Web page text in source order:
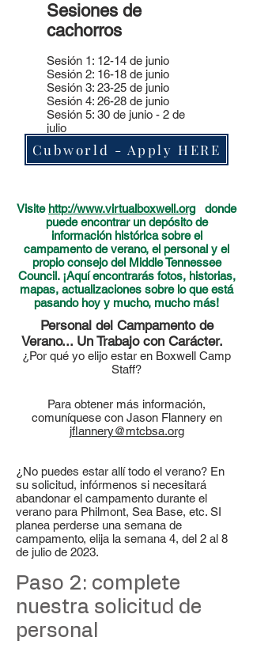
Sesiones de
cachorros
Sesión 1: 12-14 de junio
Sesión 2: 16-18 de junio
Sesión 3: 23-25 de junio
Sesión 4: 26-28 de junio
Sesión 5: 30 de junio - 2 de
julio
Cubworld - Apply HERE
Visite http://www.virtualboxwell.orgdonde
puede encontrar un depósito de
información histórica sobre el
campamento de verano, el personal y el
propio consejo del Middle Tennessee
Council. ¡Aquí encontrarás fotos, historias,
mapas, actualizaciones sobre lo que está
pasando hoy y mucho, mucho más!
Personal del Campamento de
Verano... Un Trabajo con Carácter.
¿Por qué yo elijo estar en Boxwell Camp
Staff?
Para obtener más información,
comuníquese con Jason Flannery en
jflannery@mtcbsa.org
¿No puedes estar allí todo el verano? En
su solicitud, infórmenos si necesitará
abandonar el campamento durante el
verano para Philmont, Sea Base, etc. SI
planea perderse una semana de
campamento, elija la semana 4, del 2 al 8
de julio de 2023.
Paso 2: complete
nuestra solicitud de
personal